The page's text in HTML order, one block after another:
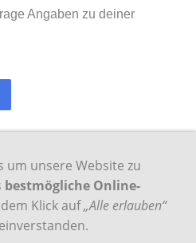
Angaben zu deiner
um unsere Website zu
bestmögliche Online-
Klick auf„Alle erlauben“